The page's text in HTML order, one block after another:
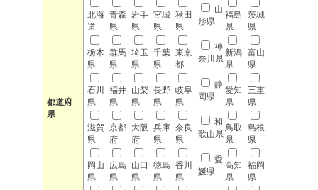
都道府
県
北海
道
青森
県
岩手
県
宮城
県
秋田
県
山
形県
福島
県
茨城
県
栃木
県
群馬
県
埼玉
県
千葉
県
東京
都
神
奈川県
新潟
県
富山
県
石川
県
福井
県
山梨
県
長野
県
岐阜
県
静
岡県
愛知
県
三重
県
滋賀
県
京都
府
大阪
府
兵庫
県
奈良
県
和
歌山県
鳥取
県
島根
県
岡山
県
広島
県
山口
県
徳島
県
香川
県
愛
媛県
高知
県
福岡
県